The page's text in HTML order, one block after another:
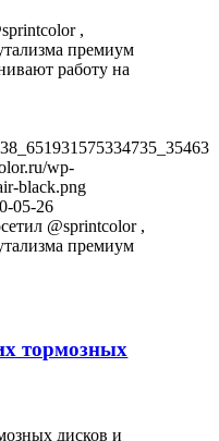
,
премиум
работу на
wp-
black.png
05-26
@sprintcolor ,
премиум
тормозных
дисков и